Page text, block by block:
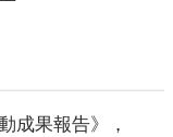
成果報告》，